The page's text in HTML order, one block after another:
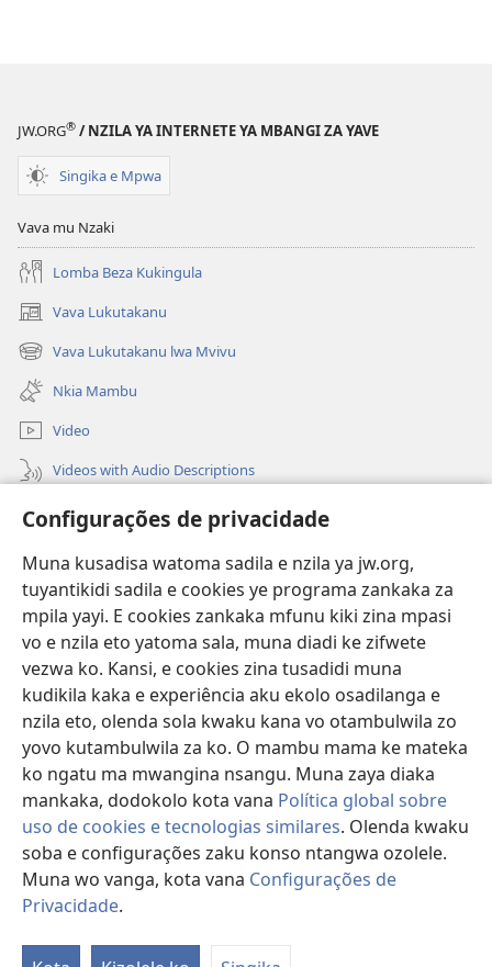
Configurações de privacidade
Muna kusadisa watoma sadila e nzila ya jw.org,
tuyantikidi sadila e cookies ye programa zankaka za
mpila yayi. E cookies zankaka mfunu kiki zina mpasi
vo e nzila eto yatoma sala, muna diadi ke zifwete
vezwa ko. Kansi, e cookies zina tusadidi muna
kudikila kaka e experiência aku ekolo osadilanga e
nzila eto, olenda sola kwaku kana vo otambulwila zo
yovo kutambulwila za ko. O mambu mama ke mateka
ko ngatu ma mwangina nsangu. Muna zaya diaka
mankaka, dodokolo kota vana Política global sobre
uso de cookies e tecnologias similares. Olenda kwaku
soba e configurações zaku konso ntangwa ozolele.
Muna wo vanga, kota vana Configurações de
Privacidade.
JW.ORG® / NZILA YA INTERNETE YA MBANGI ZA YAVE
Singika e Mpwa
Vava mu Nzaki
Lomba Beza Kukingula
Vava Lukutakanu
(opens
new
window)
Vava Lukutakanu lwa Mvivu
(opens
new
window)
Nkia Mambu
Video
Videos with Audio Descriptions
Vavulula
(opens
new
window)LUNDILU DIA NKANDA mia Mbangi za Yave mu Internete™
(opens
new
window)JW Hub
(opens
new
window)Aplicativo JW Library ®
Copyright© 2026 Watch Tower Bible and Tract Society of Pennsylvania.
MPILA YASADILA SITE